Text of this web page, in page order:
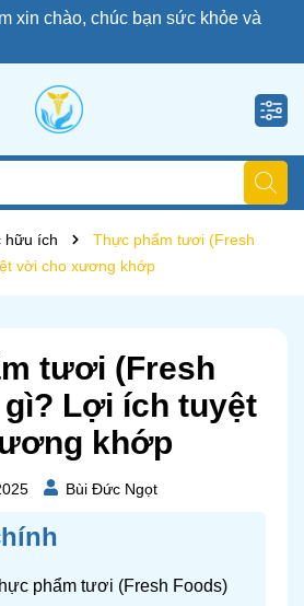
xin chào, chúc bạn sức khỏe và
hữu ích
Thực phẩm tươi (Fresh
vời cho xương khớp
tươi (Fresh
gì? Lợi ích tuyệt
khớp
Bùi Đức Ngọt
phẩm tươi (Fresh Foods)